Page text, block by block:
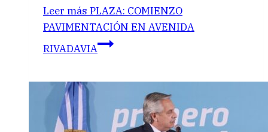
Leer más PLAZA: COMIENZO
PAVIMENTACIÓN EN AVENIDA
RIVADAVIA